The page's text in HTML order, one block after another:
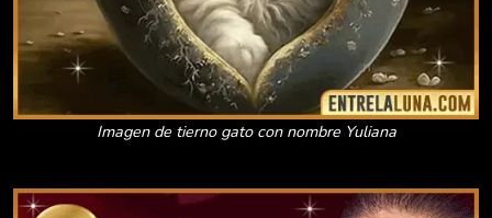
Imagen de tierno gato con nombre Yuliana